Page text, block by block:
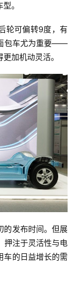
。
轮可偏转9度，有
包车尤为重要——
加机动灵活。
的发布时间。但展
押注于灵活性与电
车的日益增长的需